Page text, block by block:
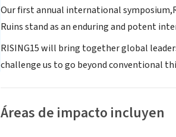
Our first annual international
Ruins stand as an enduring and potent
RISING15 will bring together global
challenge us to go beyond conventional
Áreas de impacto incluyen